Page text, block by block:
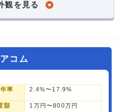
観を見る
アコム
率 2.4%〜17.9%
額 1万円〜800万円